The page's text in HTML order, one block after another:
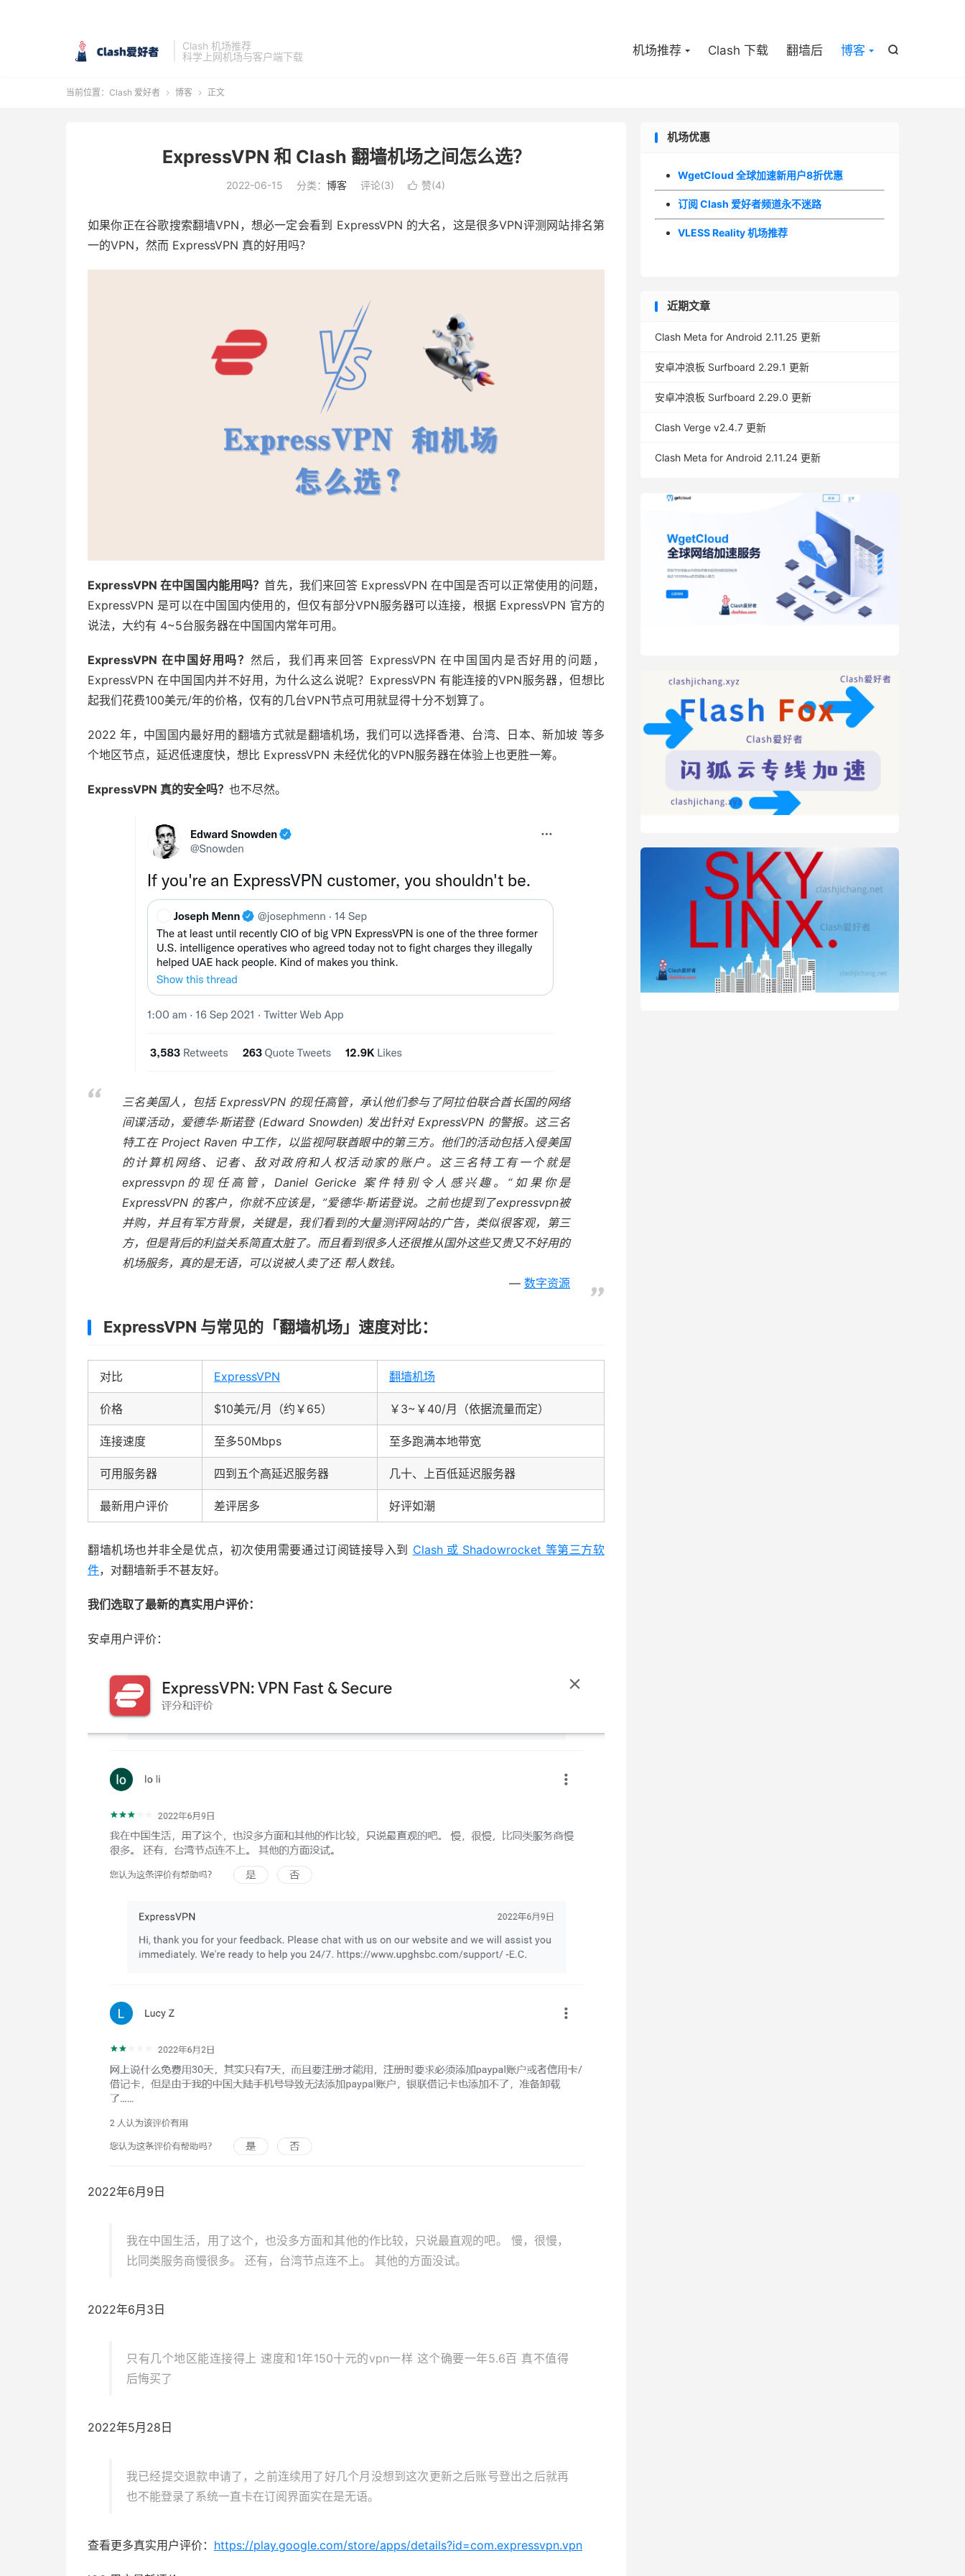
Clash 机场推荐
科学上网机场与客户端下载

机场推荐 Clash 下载 翻墙后 博客
当前位置： Clash 爱好者  博客  正文
ExpressVPN 和 Clash 翻墙机场之间怎么选？
2022-06-15 分类： 博客 评论(3)  赞(4)
如果你正在谷歌搜索翻墙VPN，想必一定会看到 ExpressVPN 的大名，这是很多VPN评测网站排名第
一的VPN，然而 ExpressVPN 真的好用吗？
ExpressVPN 在中国国内能用吗？首先，我们来回答 ExpressVPN 在中国是否可以正常使用的问题，
ExpressVPN 是可以在中国国内使用的，但仅有部分VPN服务器可以连接，根据 ExpressVPN 官方的
说法，大约有 4~5台服务器在中国国内常年可用。
ExpressVPN 在中国好用吗？ 然后，我们再来回答 ExpressVPN 在中国国内是否好用的问题，
ExpressVPN 在中国国内并不好用，为什么这么说呢？ExpressVPN 有能连接的VPN服务器，但想比
起我们花费100美元/年的价格，仅有的几台VPN节点可用就显得十分不划算了。
2022 年，中国国内最好用的翻墙方式就是翻墙机场，我们可以选择香港、台湾、日本、新加坡 等多
个地区节点，延迟低速度快，想比 ExpressVPN 未经优化的VPN服务器在体验上也更胜一筹。
ExpressVPN 真的安全吗？ 也不尽然。
三名美国人，包括 ExpressVPN 的现任高管，承认他们参与了阿拉伯联合酋长国的网络
间谍活动，爱德华·斯诺登 (Edward Snowden) 发出针对 ExpressVPN 的警报。这三名
特工在 Project Raven 中工作，以监视阿联酋眼中的第三方。他们的活动包括入侵美国
的计算机网络、记者、敌对政府和人权活动家的账户。这三名特工有一个就是
expressvpn的现任高管，Daniel Gericke 案件特别令人感兴趣。“如果你是
ExpressVPN 的客户，你就不应该是，”爱德华·斯诺登说。之前也提到了expressvpn被
并购，并且有军方背景，关键是，我们看到的大量测评网站的广告，类似很客观，第三
方，但是背后的利益关系简直太脏了。而且看到很多人还很推从国外这些又贵又不好用的
机场服务，真的是无语，可以说被人卖了还 帮人数钱。
数字资源
ExpressVPN 与常见的「翻墙机场」速度对比：
对比 ExpressVPN 翻墙机场
价格 $10美元/月（约￥65） ￥3~￥40/月（依据流量而定）
连接速度 至多50Mbps 至多跑满本地带宽
可用服务器 四到五个高延迟服务器 几十、上百低延迟服务器
最新用户评价 差评居多 好评如潮
翻墙机场也并非全是优点，初次使用需要通过订阅链接导入到 Clash 或 Shadowrocket 等第三方软
件，对翻墙新手不甚友好。
我们选取了最新的真实用户评价：
安卓用户评价：
2022年6月9日
我在中国生活，用了这个，也没多方面和其他的作比较，只说最直观的吧。 慢，很慢，
比同类服务商慢很多。 还有，台湾节点连不上。 其他的方面没试。
2022年6月3日
只有几个地区能连接得上 速度和1年150十元的vpn一样 这个确要一年5.6百 真不值得
后悔买了
2022年5月28日
我已经提交退款申请了，之前连续用了好几个月没想到这次更新之后账号登出之后就再
也不能登录了系统一直卡在订阅界面实在是无语。
查看更多真实用户评价： https://play.google.com/store/apps/details?id=com.expressvpn.vpn
机场优惠
WgetCloud 全球加速新用户8折优惠
订阅 Clash 爱好者频道永不迷路
VLESS Reality 机场推荐
近期文章
Clash Meta for Android 2.11.25 更新
安卓冲浪板 Surfboard 2.29.1 更新
安卓冲浪板 Surfboard 2.29.0 更新
Clash Verge v2.4.7 更新
Clash Meta for Android 2.11.24 更新